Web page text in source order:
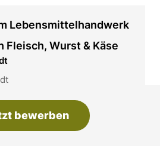
bewerben
Lebensmittelhandwerk
Fleisch, Wurst & Käse